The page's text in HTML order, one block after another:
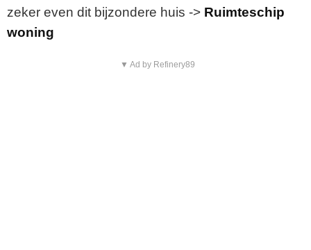
zeker even dit bijzondere huis -> Ruimteschip
woning
▼ Ad by Refinery89